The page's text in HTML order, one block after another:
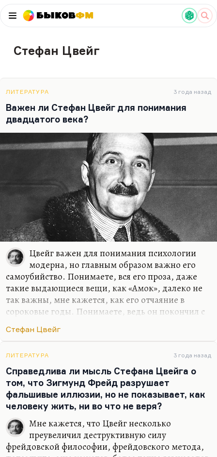
БыковФМ
Стефан Цвейг
ЛИТЕРАТУРА 3 года назад
Важен ли Стефан Цвейг для понимания
двадцатого века?
Цвейг важен для понимания психологии
модерна, но главным образом важно его
самоубийство. Понимаете, вся его проза, даже
такие выдающиеся вещи, как «Амок», далеко не
так важны, мне кажется, как его отчаяние в
сороковые годы. Понимаете, ведь он покончил с
Но ясно было и то, что вместе с фашизмом
принадлежал. Потому что он принадлежал этому
языку. Можно долго спорить о его национальной
принадлежности. Можно долго спорить о его
культурной принадлежности. Но он писал по-
немецки, и он понимал, что немецкий дух погиб.
После такой болезни не воскресают, не
выздоравливают. То, что начнется потом, уже
будет…
Стефан Цвейг
ЛИТЕРАТУРА 3 года назад
Справедлива ли мысль Стефана Цвейга о
том, что Зигмунд Фрейд разрушает
фальшивые иллюзии, но не показывает, как
человеку жить, ни во что не веря?
Мне кажется, что Цвейг несколько
преувеличил деструктивную силу
фрейдовской философии, фрейдовского метода,